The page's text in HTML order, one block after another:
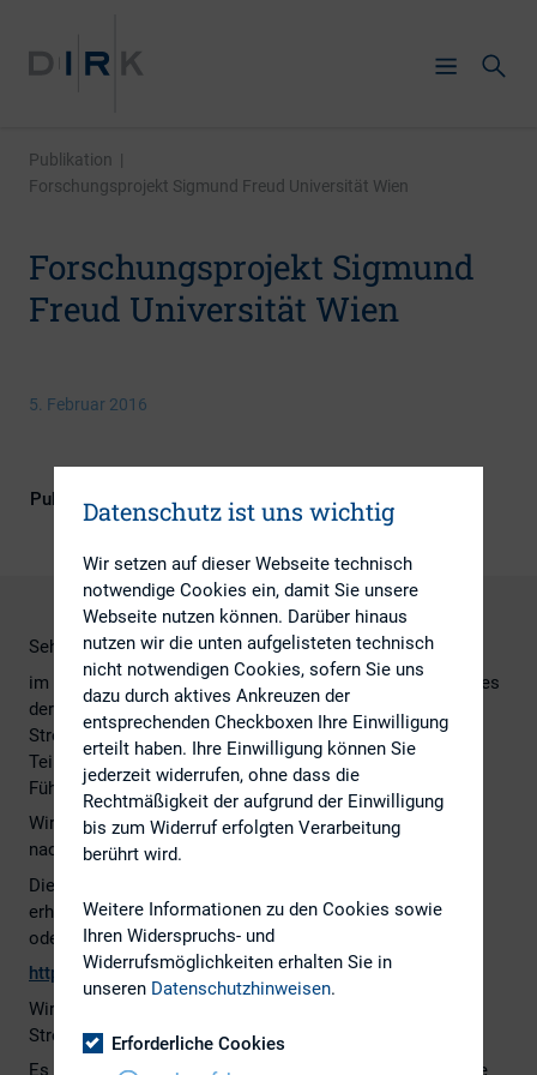
Publikation |
Forschungsprojekt Sigmund Freud Universität Wien
Forschungsprojekt Sigmund
Freud Universität Wien
5. Februar 2016
Publikationsform Externe Publikationen
Sehr geehrte Damen und Herren,
im Rahmen eines wissenschaftlichen Forschungsprojektes
der Sigmund Freud Universität Wien zum Thema
Stressbelastung bei Führungskräften suchen wir
Teilnehmerinnen und Teilnehmer mit
Führungsverantwortung.
Wir bitten Sie daher um 10 Minuten Ihrer Zeit, um unter
nachfolgendem Link den kurzen Fragebogen auszufüllen.
Die Daten werden selbstverständlich vollständig anonym
erhoben. Es können keine Rückschlüsse auf Ihre Person
oder Ihren Arbeitsplatz gezogen werden.
http://www.unipark.de/uc/Master_ss15/c713/
Wir danken Ihnen herzlich für Ihren wichtigen Beitrag zur
Stressforschung.
Es wäre es außerdem eine große Unterstützung, wenn Sie
Datenschutz ist uns wichtig
Wir setzen auf dieser Webseite technisch
notwendige Cookies ein, damit Sie unsere
Webseite nutzen können. Darüber hinaus
nutzen wir die unten aufgelisteten technisch
nicht notwendigen Cookies, sofern Sie uns
dazu durch aktives Ankreuzen der
entsprechenden Checkboxen Ihre Einwilligung
erteilt haben. Ihre Einwilligung können Sie
jederzeit widerrufen, ohne dass die
Rechtmäßigkeit der aufgrund der Einwilligung
bis zum Widerruf erfolgten Verarbeitung
berührt wird.
Weitere Informationen zu den Cookies sowie
Ihren Widerspruchs- und
Widerrufsmöglichkeiten erhalten Sie in
unseren Datenschutzhinweisen.
Erforderliche Cookies